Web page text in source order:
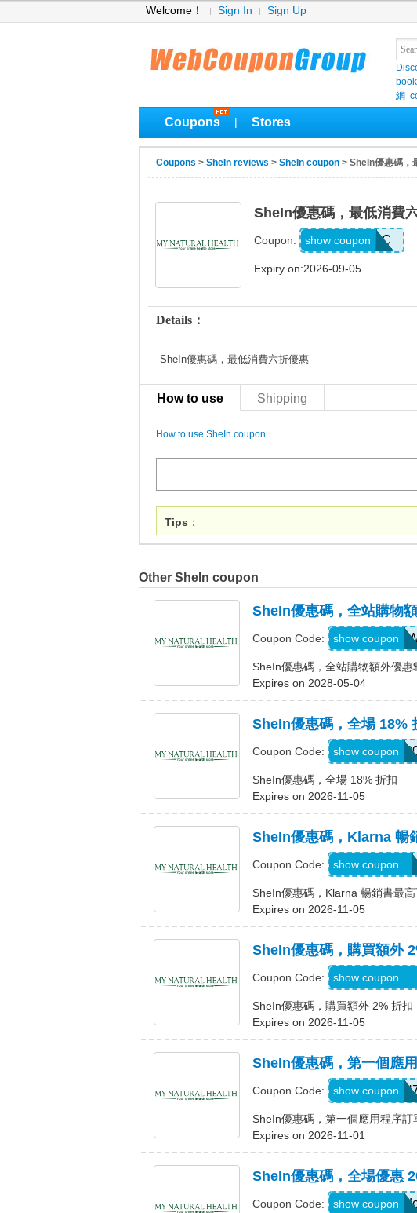
Welcome！ Sign In Sign Up
網
Coupons Stores
Coupons > SheIn reviews > SheIn coupon > SheIn優惠碼，
SheIn優惠碼，最低消費
Coupon: MTFK4CC
show coupon
Expiry on:2026-09-05
Details：
SheIn優惠碼，最低消費六折優惠
How to use Shipping
How to use SheIn coupon
Tips ：
Other SheIn coupon
SheIn優惠碼，全站購物
Coupon Code: show coupon
SheIn優惠碼，全站購物額外優惠
Expires on 2028-05-04
SheIn優惠碼，全場 18%
Coupon Code: show coupon
SheIn優惠碼，全場 18% 折扣
Expires on 2026-11-05
SheIn優惠碼，Klarna 暢
Coupon Code: show coupon
SheIn優惠碼，Klarna 暢銷書最
Expires on 2026-11-05
SheIn優惠碼，購買額外
Coupon Code: show coupon
SheIn優惠碼，購買額外 2% 折扣
Expires on 2026-11-05
SheIn優惠碼，第一個應
Coupon Code: show coupon
SheIn優惠碼，第一個應用程序訂
Expires on 2026-11-01
SheIn優惠碼，全場優惠
Coupon Code: Show
show coupon